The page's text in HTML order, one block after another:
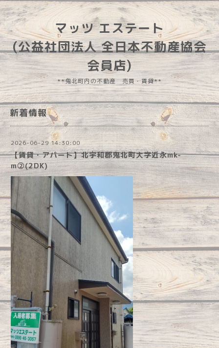
マッツ エステート
(公益社団法人 全日本不動産協会
会員店)
**鬼北町内の不動産 売買・賃貸**
新着情報
2026-06-29 14:30:00
【賃貸・アパート】北宇和郡鬼北町大字近永mk-
m②(2DK)